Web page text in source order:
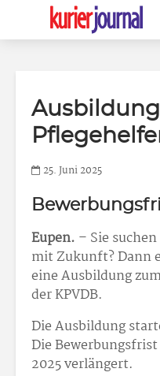
Ausbildung
25. Juni 2025
Eupen. – Sie
mit Zukunft? Dann
eine Ausbildung
der KPVDB.
Die Ausbildung
Die
2025 verlängert.